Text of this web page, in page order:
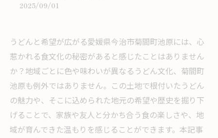
2025/09/01
うどんと希望が広がる愛媛県今治市菊間町池原には、心
惹かれる食文化の秘密があると感じたことはありません
か？地域ごとに色や味わいが異なるうどん文化、菊間町
池原も例外ではありません。この土地で根付いたうどん
の魅力や、そこに込められた地元の希望や歴史を掘り下
げることで、家族や友人と分かち合う食の楽しさや、地
域が育んできた温もりを感じることができます。本記事